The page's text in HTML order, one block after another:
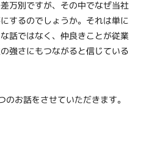
万別ですが、その中でなぜ当社
するのでしょうか。それは単に
話ではなく、仲良きことが従業
強さにもつながると信じている
お話をさせていただきます。